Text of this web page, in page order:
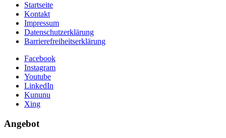
Startseite
Kontakt
Impressum
Datenschutzerklärung
Barrierefreiheitserklärung
Facebook
Instagram
Youtube
LinkedIn
Kununu
Xing
Angebot